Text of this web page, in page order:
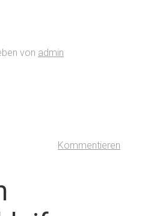
von admin
Kommentieren